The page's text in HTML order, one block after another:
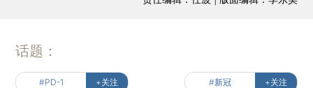
话题：
#PD-1 +关注 #新冠 +关注